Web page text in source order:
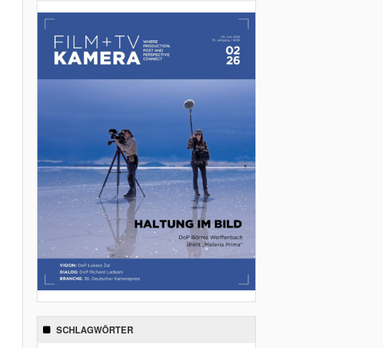
SCHLAGWÖRTER